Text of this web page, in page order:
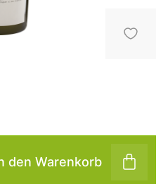
den Warenkorb